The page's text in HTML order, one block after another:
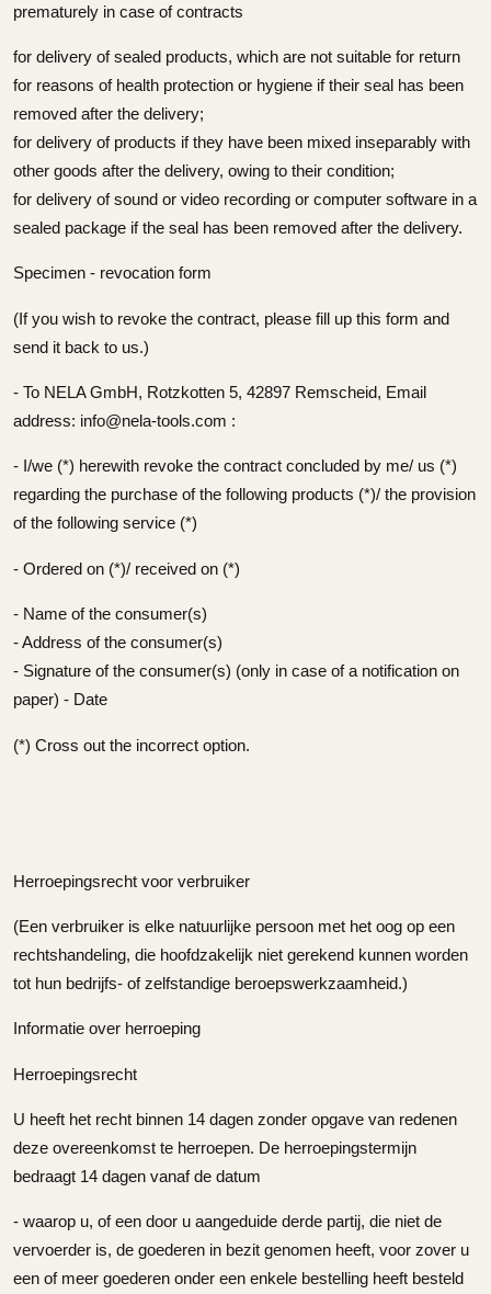
prematurely in case of contracts
for delivery of sealed products, which are not suitable for return
for reasons of health protection or hygiene if their seal has been
removed after the delivery;
for delivery of products if they have been mixed inseparably with
other goods after the delivery, owing to their condition;
for delivery of sound or video recording or computer software in a
sealed package if the seal has been removed after the delivery.
Specimen - revocation form
(If you wish to revoke the contract, please fill up this form and
send it back to us.)
- To NELA GmbH, Rotzkotten 5, 42897 Remscheid, Email
address: info@nela-tools.com :
- I/we (*) herewith revoke the contract concluded by me/ us (*)
regarding the purchase of the following products (*)/ the provision
of the following service (*)
- Ordered on (*)/ received on (*)
- Name of the consumer(s)
- Address of the consumer(s)
- Signature of the consumer(s) (only in case of a notification on
paper) - Date
(*) Cross out the incorrect option.
Herroepingsrecht voor verbruiker
(Een verbruiker is elke natuurlijke persoon met het oog op een
rechtshandeling, die hoofdzakelijk niet gerekend kunnen worden
tot hun bedrijfs- of zelfstandige beroepswerkzaamheid.)
Informatie over herroeping
Herroepingsrecht
U heeft het recht binnen 14 dagen zonder opgave van redenen
deze overeenkomst te herroepen. De herroepingstermijn
bedraagt 14 dagen vanaf de datum
- waarop u, of een door u aangeduide derde partij, die niet de
vervoerder is, de goederen in bezit genomen heeft, voor zover u
een of meer goederen onder een enkele bestelling heeft besteld